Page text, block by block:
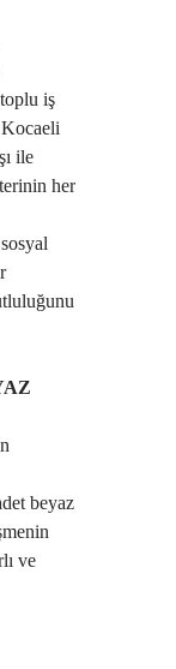
toplu iş
ile
her
beyaz
ve